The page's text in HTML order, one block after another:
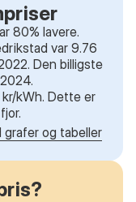
80% lavere.
var 9.76
Den billigste
kWh. Dette er
og tabeller